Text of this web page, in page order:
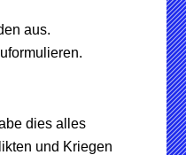
aus.
dies alles
und Kriegen